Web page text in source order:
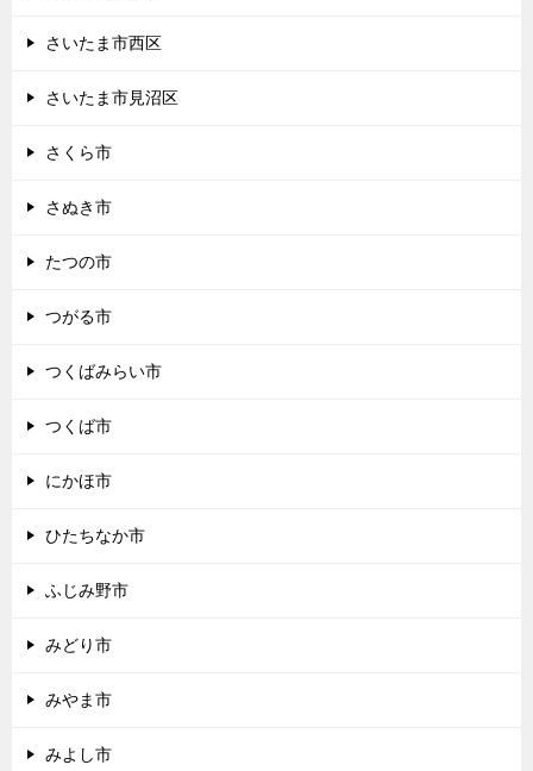
さいたま市西区
さいたま市見沼区
さくら市
さぬき市
たつの市
つがる市
つくばみらい市
つくば市
にかほ市
ひたちなか市
ふじみ野市
みどり市
みやま市
みよし市